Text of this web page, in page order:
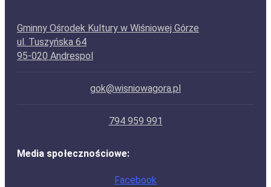
Gminny Ośrodek Kultury w Wiśniowej Górze
ul. Tuszyńska 64
95-020 Andrespol
gok@wisniowagora.pl
794 959 991
Media społecznościowe:
Facebook